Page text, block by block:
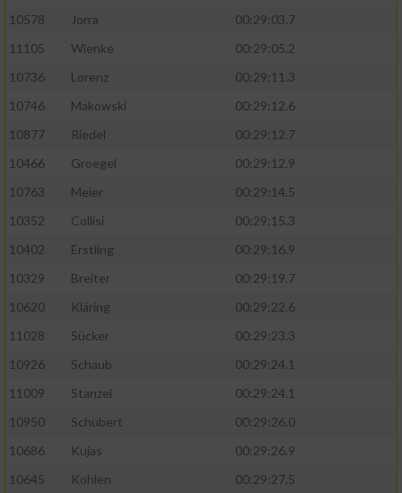
10578 Jorra
00:29:03.7
11105
Wienke
00:29:05.2
10736
Lorenz
00:29:11.3
10746
Makowski
00:29:12.6
10877
Riedel
00:29:12.7
10466
Groegel
00:29:12.9
10763
Meier
00:29:14.5
10352
Collisi
00:29:15.3
10402
Erstling
00:29:16.9
10329
Breiter
00:29:19.7
10620
Kläring
00:29:22.6
11028
Sücker
00:29:23.3
10926
Schaub
00:29:24.1
11009
Stanzel
00:29:24.1
10950
Schubert
00:29:26.0
10686
Kujas
00:29:26.9
10645
Kohlen
00:29:27.5